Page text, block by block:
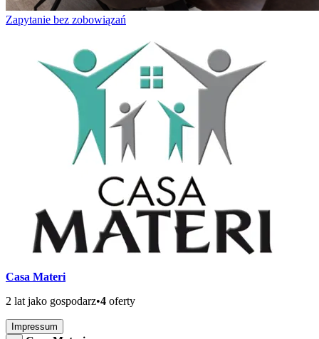
Zapytanie bez zobowiązań
Casa Materi
2 lat jako gospodarz•4 oferty
Impressum